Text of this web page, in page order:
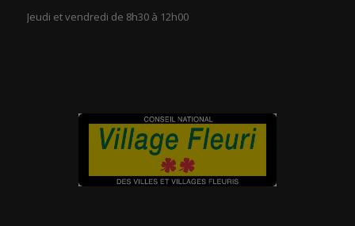
Jeudi et vendredi de 8h30 à 12h00